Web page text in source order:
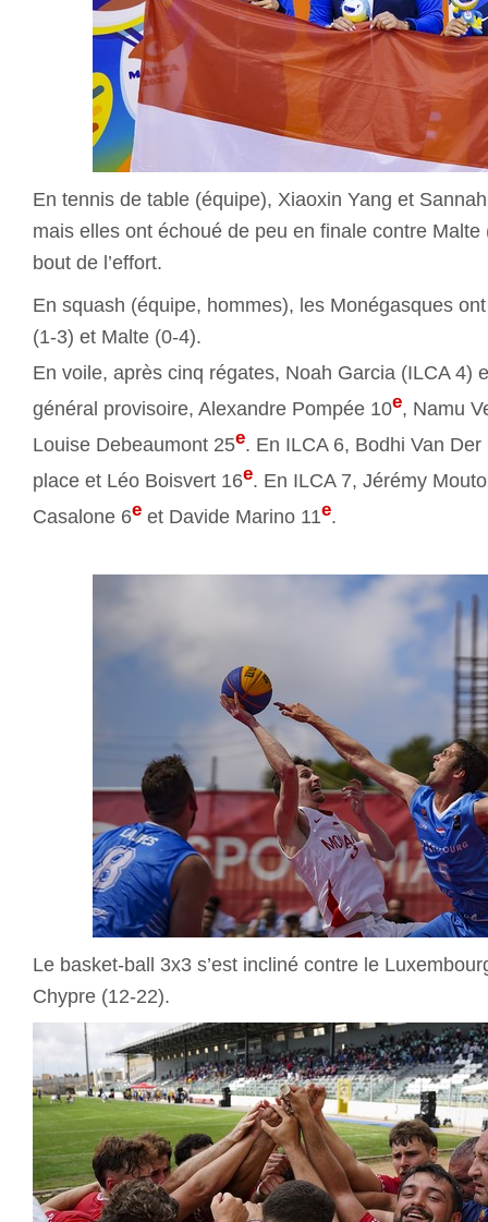
En tennis de table (équipe), Xiaoxin Yang et
mais elles ont échoué de peu en finale contre Malte
bout de l’effort.
En squash (équipe, hommes), les Monégasques
(1-3) et Malte (0-4).
En voile, après cinq régates, Noah Garcia (ILCA 4)
général provisoire, Alexandre Pompée 10e, Namu
Louise Debeaumont 25e. En ILCA 6, Bodhi Van
place et Léo Boisvert 16e. En ILCA 7, Jérémy
Casalone 6e et Davide Marino 11e.
Le basket-ball 3x3 s’est incliné contre le
Chypre (12-22).